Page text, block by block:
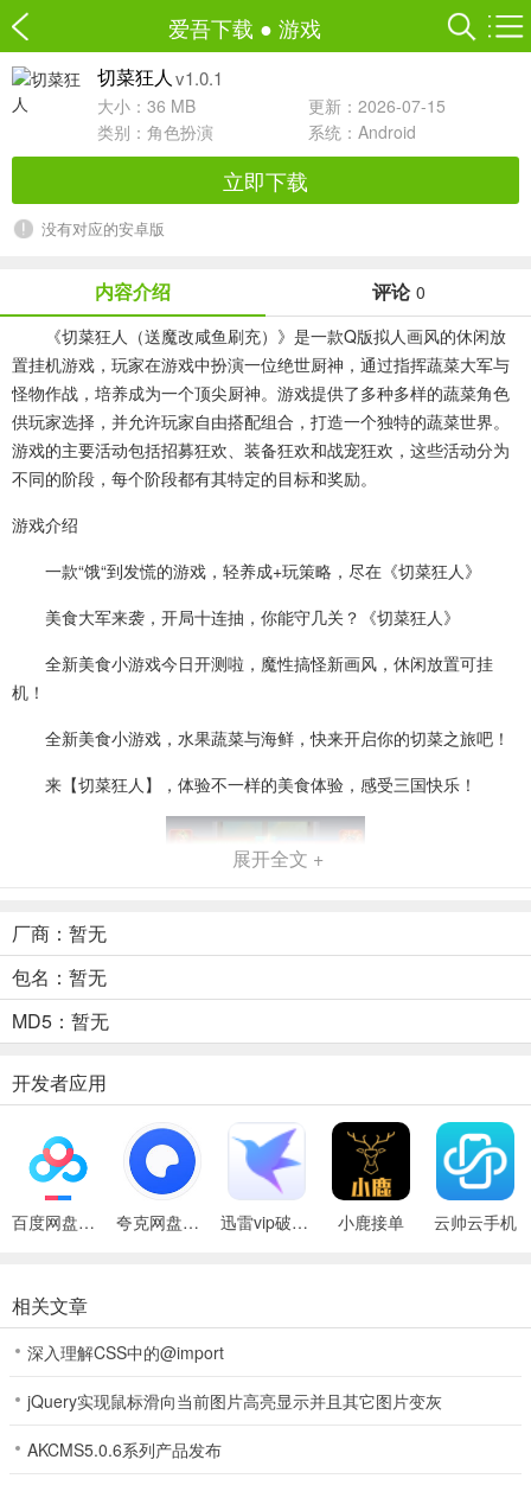
爱吾下载 ● 游戏
切菜狂人 v1.0.1
大小：36 MB
更新：2026-07-15
类别： 角色扮演 系统：Android
立即下载
没有对应的安卓版
内容介绍 评论 0
《切菜狂人（送魔改咸鱼刷充）》是一款Q版拟人画风的休闲放
置挂机游戏，玩家在游戏中扮演一位绝世厨神，通过指挥蔬菜大军与
怪物作战，培养成为一个顶尖厨神。游戏提供了多种多样的蔬菜角色
供玩家选择，并允许玩家自由搭配组合，打造一个独特的蔬菜世界。
游戏的主要活动包括招募狂欢、装备狂欢和战宠狂欢，这些活动分为
不同的阶段，每个阶段都有其特定的目标和奖励。
游戏介绍
一款“饿“到发慌的游戏，轻养成+玩策略，尽在《切菜狂人》
美食大军来袭，开局十连抽，你能守几关？《切菜狂人》
全新美食小游戏今日开测啦，魔性搞怪新画风，休闲放置可挂
机！
全新美食小游戏，水果蔬菜与海鲜，快来开启你的切菜之旅吧！
来【切菜狂人】，体验不一样的美食体验，感受三国快乐！
游戏特色
操作简单，操纵你的人物角色展开激烈的战斗，击败敌人提升实
力；
收集更多的小伙伴，展开刺激的团战，丰富的游戏关卡新增挑战
展开全文 +
厂商：暂无
包名：暂无
MD5：暂无
开发者应用
百度网盘绿色免安装Pc电脑版 夸克网盘官方正式版 迅雷vip破解版永久会员2024版 小鹿接单 云帅云手机
相关文章
深入理解CSS中的@import
jQuery实现鼠标滑向当前图片高亮显示并且其它图片变灰
AKCMS5.0.6系列产品发布